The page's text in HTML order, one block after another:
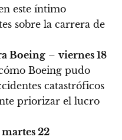
este íntimo
sobre la carrera de
Boeing – viernes 18
Boeing pudo
catastróficos
priorizar el lucro
martes 22